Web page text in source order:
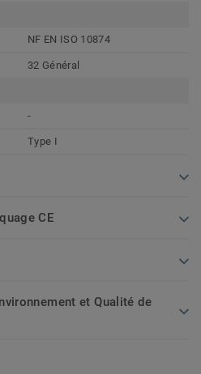
NF EN ISO 10874
32 Général
-
Type I
CE
et Qualité de